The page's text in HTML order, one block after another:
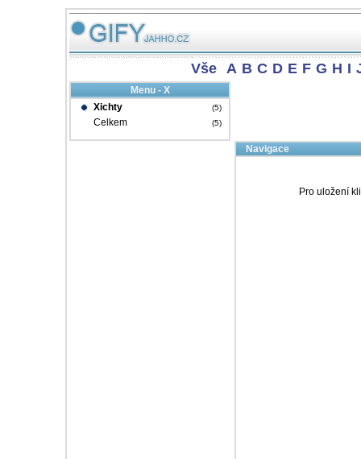
Vše A B C D E F G H I
Menu - X
Xichty
(5)
Celkem (5)
Navigace
Pro uložení